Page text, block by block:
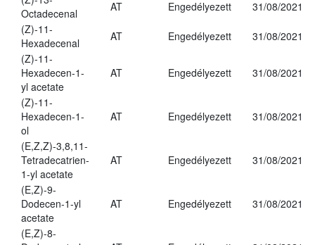
Octadecenal
AT Engedélyezett
31/08/2021
(Z)-11-
Hexadecenal
AT Engedélyezett
31/08/2021
(Z)-11-
Hexadecen-1-
yl acetate
AT Engedélyezett 31/08/2021
(Z)-11-
Hexadecen-1-
ol
AT Engedélyezett 31/08/2021
(E,Z,Z)-3,8,11-
Tetradecatrien-
1-yl acetate
AT Engedélyezett 31/08/2021
(E,Z)-9-
Dodecen-1-yl
acetate
AT Engedélyezett 31/08/2021
(E,Z)-8-